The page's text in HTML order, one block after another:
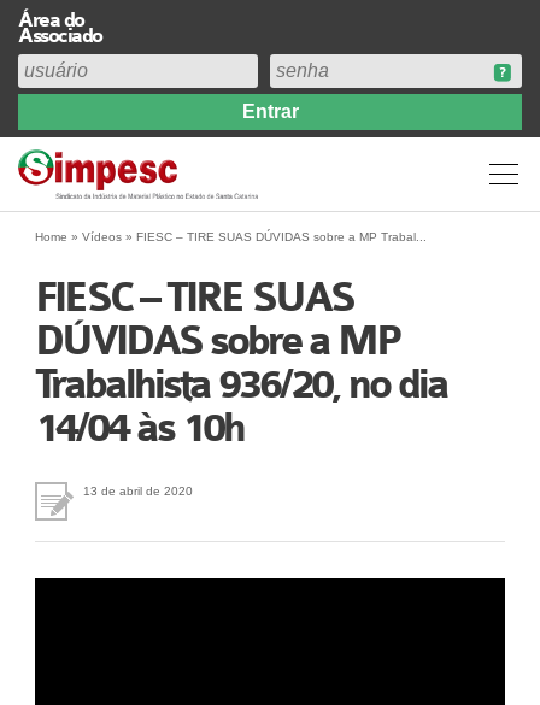
Área do
Associado
Institucional
Perfil
Diretoria
Abrangência
Contribuição Sindical 2026
Acervo
Central de Comunicação
Links
Agenda
Home » Vídeos » FIESC – TIRE SUAS DÚVIDAS sobre a MP Trabal...
FIESC – TIRE SUAS
DÚVIDAS sobre a MP
Trabalhista 936/20, no dia
14/04 às 10h
13 de abril de 2020